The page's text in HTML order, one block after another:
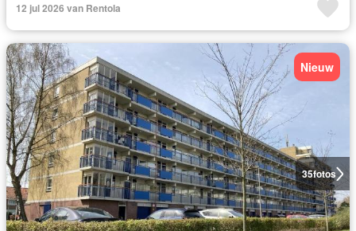
12 jul 2026 van Rentola
35fotos
Nieuw